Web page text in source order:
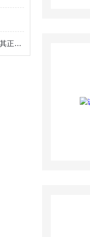
如何修复双叶轮旋涡气泵使其正常操作？